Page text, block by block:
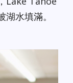
水填滿。